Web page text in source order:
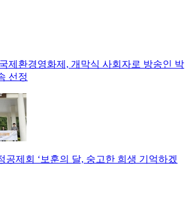
제환경영화제, 개막식 사회자로 방송인 박
선정
공제회 ‘보훈의 달, 숭고한 희생 기억하겠